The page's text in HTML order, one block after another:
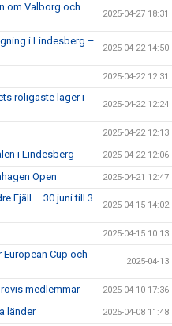
om Valborg och
2025-04-27 18:31
i Lindesberg –
2025-04-22 14:50
2025-04-22 12:31
roligaste läger i
2025-04-22 12:24
2025-04-22 12:13
i Lindesberg 2025-04-22 12:06
Open 2025-04-21 12:47
Fjäll – 30 juni till 3
2025-04-15 14:02
2025-04-15 10:13
Cup och
2025-04-13
medlemmar 2025-04-10 17:36
länder 2025-04-08 11:48